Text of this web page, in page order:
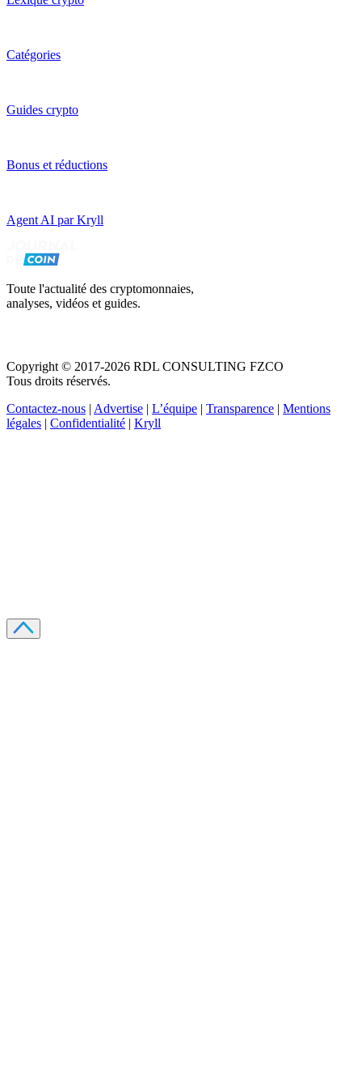
Catégories
Guides crypto
Bonus et réductions
Agent AI par Kryll
Toute l'actualité des cryptomonnaies,
analyses, vidéos et guides.
Copyright © 2017-2026 RDL CONSULTING FZCO
Tous droits réservés.
Contactez-nous | Advertise | L’équipe | Transparence | Mentions
légales | Confidentialité | Kryll